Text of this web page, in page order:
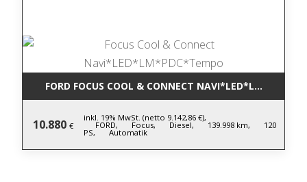
FORD FOCUS COOL & CONNECT
10.880 €
inkl. 19% MwSt. (netto 9.142,86 €),
FORD, Focus, Diesel, 139.998 km, 120
PS, Automatik